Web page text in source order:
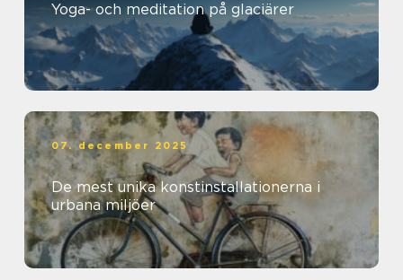
Yoga- och meditation på glaciärer
07. december 2025
De mest unika konstinstallationerna i
urbana miljöer